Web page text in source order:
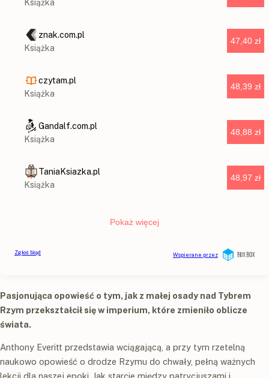
Pasjonująca opowieść o tym, jak z małej osady nad Tybrem
Rzym przekształcił się w imperium, które zmieniło oblicze
świata.
Anthony Everitt przedstawia wciągającą, a przy tym rzetelną
naukowo opowieść o drodze Rzymu do chwały, pełną ważnych
lekcji dla naszej epoki. Jak starcie między patrycjuszami i